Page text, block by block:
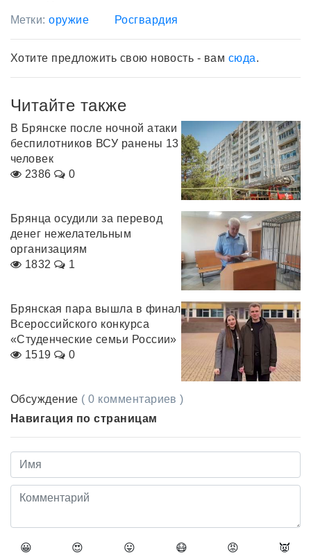
Метки:оружие Росгвардия
Хотите предложить свою новость - вам сюда.
Читайте также
В Брянске после ночной атаки
беспилотников ВСУ ранены 13
человек
2386
0
Брянца осудили за перевод
денег нежелательным
организациям
1832
1
Брянская пара вышла в финал
Всероссийского конкурса
«Студенческие семьи России»
1519
0
Обсуждение ( 0 комментариев )
Навигация по страницам
😀 😍 😛 😷 😡 👿